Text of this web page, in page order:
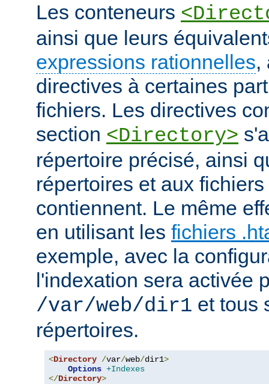
Les conteneurs
ainsi que leurs
expressions rationnelles,
directives à certaines
fichiers. Les directives
section <Directory>
répertoire précisé, ainsi
répertoires et aux
contiennent. Le même
en utilisant les fichiers
exemple, avec la
l'indexation sera activée
/var/web/dir1 et tous
répertoires.
<Directory /var/web/dir1>
Options +Indexes
</Directory>